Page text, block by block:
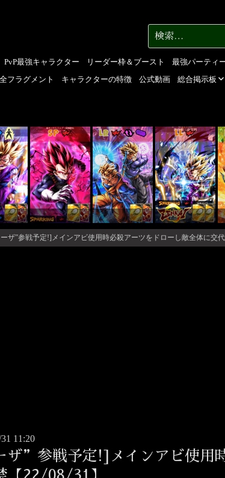
PvP最強キャラクター リーダー枠＆ブースト
最強パーティ
全フラグメント キャラクターの特徴 公式動画 総合掲示板
SP LR LL
ザ”参戦予定!]メインアビ使用時必殺アーツをドローし敵全体に交代
11:20
”参戦予定!]メインアビ使用
検
索: